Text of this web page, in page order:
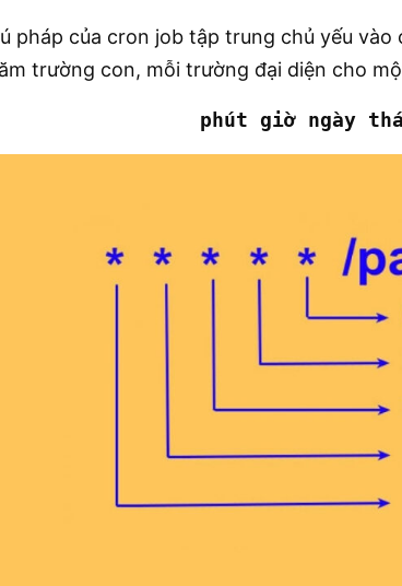
pháp của cron job tập trung chủ yếu
trường con, mỗi trường đại diện cho
phút giờ ngày